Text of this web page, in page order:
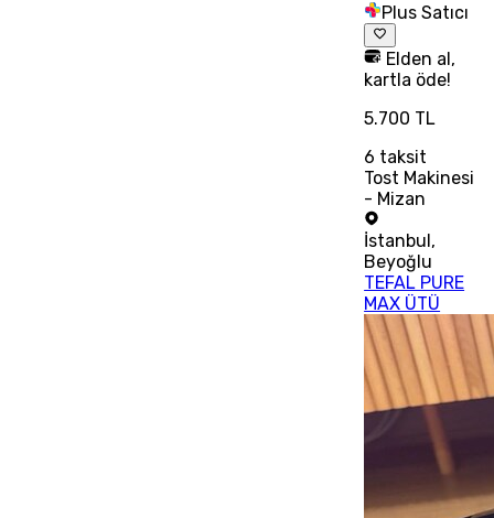
Plus Satıcı
Elden al,
kartla öde!
5.700 TL
6 taksit
Tost Makinesi
- Mizan
İstanbul,
Beyoğlu
TEFAL PURE
MAX ÜTÜ